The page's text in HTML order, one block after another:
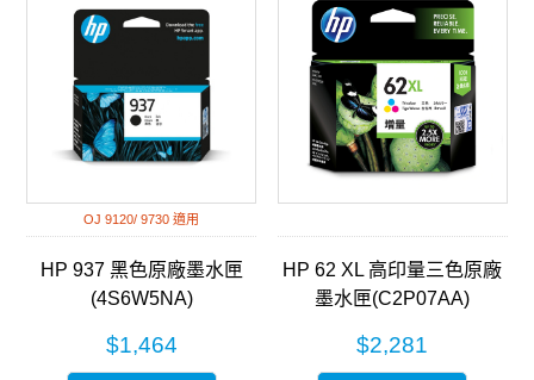
OJ 9120/ 9730 適用
HP 937 黑色原廠墨水匣
(4S6W5NA)
$1,464
HP 62 XL 高印量三色原廠
墨水匣(C2P07AA)
$2,281